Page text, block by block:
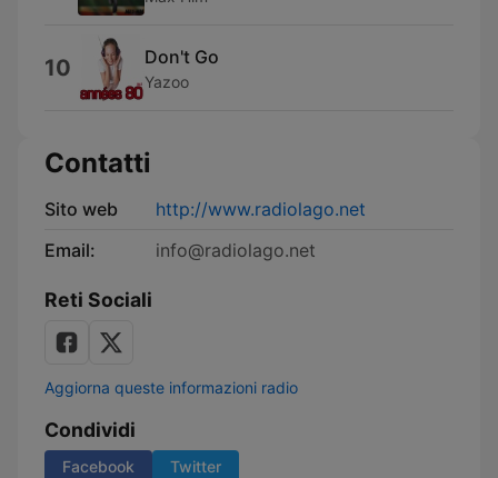
10 Don't Go
Yazoo
Contatti
Sito web
http://www.radiolago.net
Email:
info@radiolago.net
Reti Sociali
Aggiorna queste informazioni radio
Condividi
Facebook Twitter